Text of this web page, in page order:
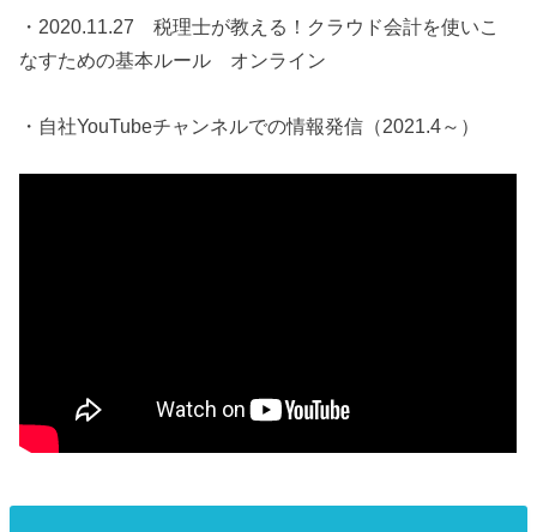
・2020.11.27 税理士が教える！クラウド会計を使いこ
なすための基本ルール オンライン
・自社YouTubeチャンネルでの情報発信（2021.4～）